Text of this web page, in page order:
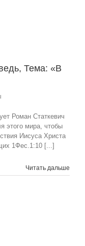
Тема: «В
Роман Статкевич
этого мира, чтобы
Иисуса Христа
1Фес.1:10 [...]
Читать дальше